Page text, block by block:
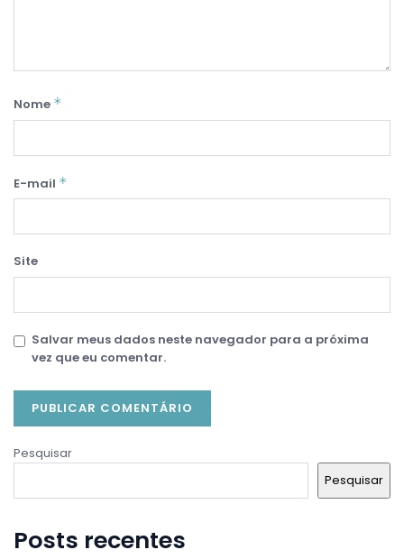
Nome *
E-mail *
Site
Salvar meus dados neste navegador para a próxima
vez que eu comentar.
Pesquisar
Pesquisar
Posts recentes